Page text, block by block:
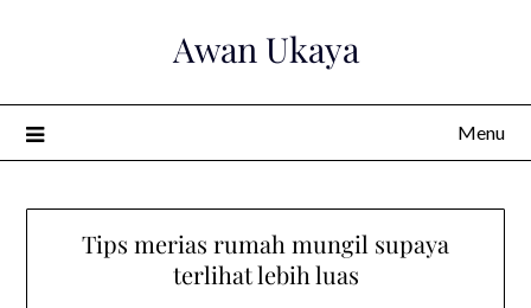
Awan Ukaya
Menu
Tips merias rumah mungil supaya
terlihat lebih luas